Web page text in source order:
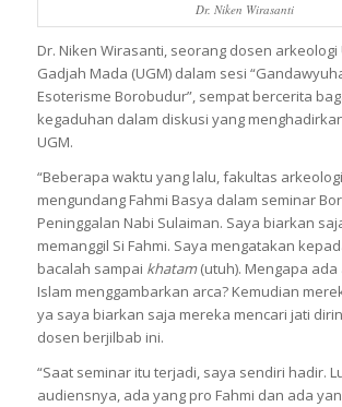
Dr. Niken Wirasanti
Dr. Niken Wirasanti, seorang dosen
Gadjah Mada (UGM) dalam sesi
Esoterisme Borobudur”, sempat bercerita
kegaduhan dalam diskusi yang
UGM.
“Beberapa waktu yang lalu, fakultas
mengundang Fahmi Basya dalam seminar
Peninggalan Nabi Sulaiman. Saya biarkan
memanggil Si Fahmi. Saya mengatakan
bacalah sampai khatam(utuh). Mengapa ada
Islam menggambarkan arca? Kemudian
ya saya biarkan saja mereka mencari jati
dosen berjilbab ini.
“Saat seminar itu terjadi, saya sendiri hadir.
audiensnya, ada yang pro Fahmi dan ada